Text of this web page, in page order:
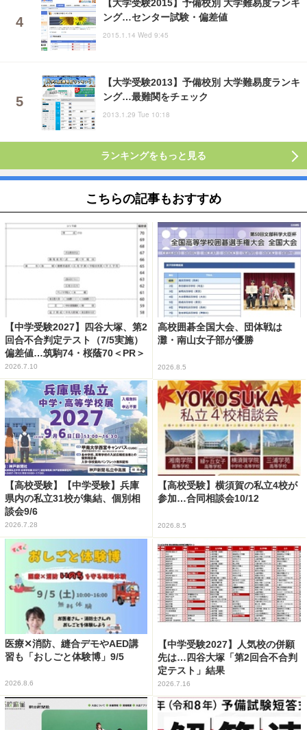
【大学受験2015】予備校別 大学難易度ランキ
ング…センター試験・偏差値
2015.1.14 Wed 9:45
【大学受験2013】予備校別 大学難易度ランキ
ング…最難関をチェック
2013.1.29 Tue 10:18
ランキングをもっと見る
こちらの記事もおすすめ
【中学受験2027】四谷大塚、第2
回合不合判定テスト（7/5実施）
偏差値…筑駒74・桜蔭70＜PR＞
2026.7.10
高校囲碁全国大会、団体戦は
灘・南山女子部が優勝
2026.8.5
【高校受験】【中学受験】兵庫
県内の私立31校が集結、個別相
談会9/6
2026.7.28
【高校受験】横須賀の私立4校が
参加…合同相談会10/12
2026.8.5
医療✕消防、縫合デモやAED講
習も「おしごと体験博」9/5
2026.8.6
【中学受験2027】人気校の併願
先は…四谷大塚「第2回合不合判
定テスト」結果
2026.7.16